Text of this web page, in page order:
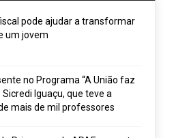
pode ajudar a transformar
um jovem
no Programa “A União faz
Sicredi Iguaçu, que teve a
mais de mil professores